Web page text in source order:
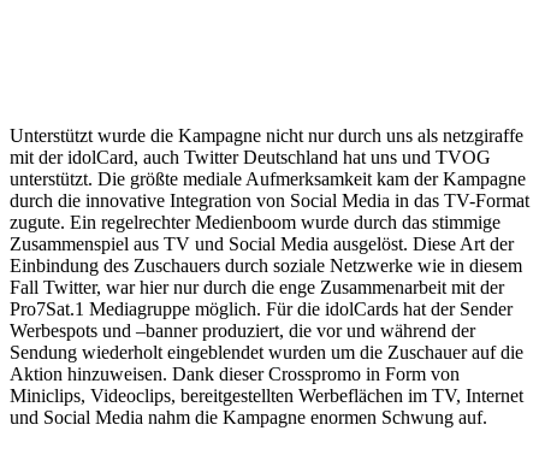
Unterstützt wurde die Kampagne nicht nur durch uns als netzgiraffe
mit der idolCard, auch Twitter Deutschland hat uns und TVOG
unterstützt. Die größte mediale Aufmerksamkeit kam der Kampagne
durch die innovative Integration von Social Media in das TV-Format
zugute. Ein regelrechter Medienboom wurde durch das stimmige
Zusammenspiel aus TV und Social Media ausgelöst. Diese Art der
Einbindung des Zuschauers durch soziale Netzwerke wie in diesem
Fall Twitter, war hier nur durch die enge Zusammenarbeit mit der
Pro7Sat.1 Mediagruppe möglich. Für die idolCards hat der Sender
Werbespots und –banner produziert, die vor und während der
Sendung wiederholt eingeblendet wurden um die Zuschauer auf die
Aktion hinzuweisen. Dank dieser Crosspromo in Form von
Miniclips, Videoclips, bereitgestellten Werbeflächen im TV, Internet
und Social Media nahm die Kampagne enormen Schwung auf.